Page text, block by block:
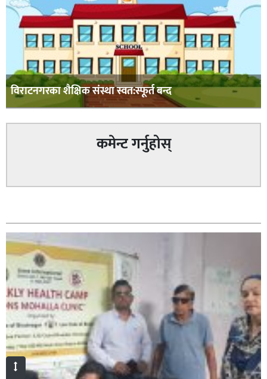
विराटनगरका शैक्षिक संस्था स्वत:स्फूर्त बन्द
कमेन्ट गर्नुहोस्